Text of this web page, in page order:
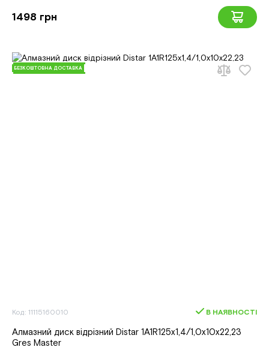
1498 грн
БЕЗКОШТОВНА ДОСТАВКА
Код: 11115160010 В НАЯВНОСТІ
Алмазний диск вiдрiзний Distar 1A1R125x1,4/1,0x10x22,23
Gres Master